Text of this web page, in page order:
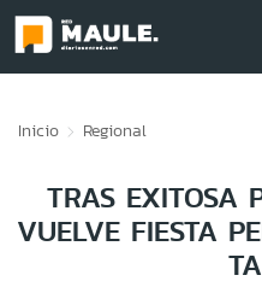
Inicio Regional
TRAS EXITOSA
VUELVE FIESTA